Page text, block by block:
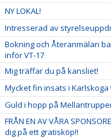
NY LOKAL!
Intresserad av
Bokning och Återanmälan
inför VT-17
Mig träffar du på kansliet!
Mycket fin insats i Karlskoga
Guld i hopp på
FRÅN EN AV VÅRA
dig på ett gratisköp!!